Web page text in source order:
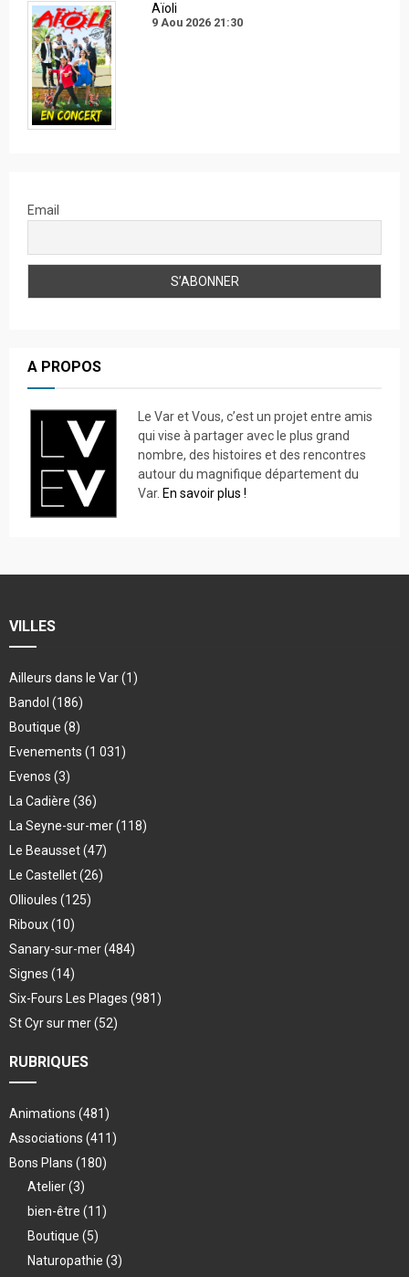
Aïoli
9 Aou 2026 21:30
Email
A PROPOS
Le Var et Vous, c’est un projet entre amis
qui vise à partager avec le plus grand
nombre, des histoires et des rencontres
autour du magnifique département du
Var. En savoir plus !
VILLES
Ailleurs dans le Var(1)
Bandol (186)
Boutique (8)
Evenements (1 031)
Evenos (3)
La Cadière (36)
La Seyne-sur-mer(118)
Le Beausset(47)
Le Castellet(26)
Ollioules (125)
Riboux(10)
Sanary-sur-mer(484)
Signes (14)
Six-Fours Les Plages (981)
St Cyr sur mer(52)
RUBRIQUES
Animations (481)
Associations (411)
Bons Plans (180)
Atelier(3)
bien-être (11)
Boutique (5)
Naturopathie (3)